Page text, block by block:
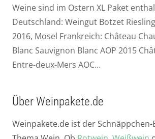
Weine sind im Ostern XL Paket
Deutschland: Weingut Botzet
2016, Mosel Frankreich: Château
Blanc Sauvignon Blanc AOP 2015
Entre-deux-Mers AOC…
Über Weinpakete.de
Weinpakete.de ist der Schnäppchen-